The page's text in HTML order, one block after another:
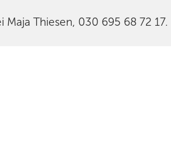
Thiesen, 030 695 68 72 17.